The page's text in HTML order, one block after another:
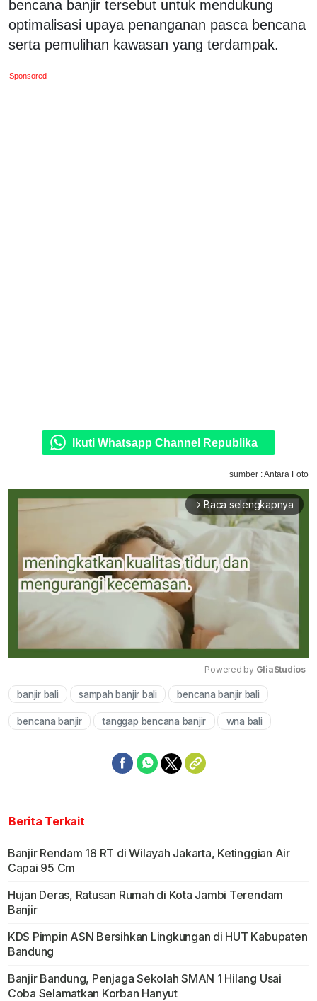
bencana banjir tersebut untuk mendukung
optimalisasi upaya penanganan pasca bencana
serta pemulihan kawasan yang terdampak.
Sponsored
Ikuti Whatsapp Channel Republika
sumber : Antara Foto
arrow_forward_ios Baca selengkapnya
Mute
Powered by GliaStudios
banjir bali sampah banjir bali bencana banjir bali
bencana banjir tanggap bencana banjir wna bali
Berita Terkait
Banjir Rendam 18 RT di Wilayah Jakarta, Ketinggian Air
Capai 95 Cm
Hujan Deras, Ratusan Rumah di Kota Jambi Terendam
Banjir
KDS Pimpin ASN Bersihkan Lingkungan di HUT Kabupaten
Bandung
Banjir Bandung, Penjaga Sekolah SMAN 1 Hilang Usai
Coba Selamatkan Korban Hanyut